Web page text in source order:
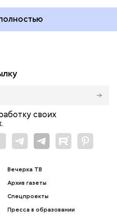
своих
Вечерка ТВ
Архив газеты
Спецпроекты
Пресса в образовании